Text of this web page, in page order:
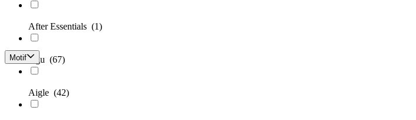
After Essentials (1)
Agu (67)
Aigle (42)
Motif